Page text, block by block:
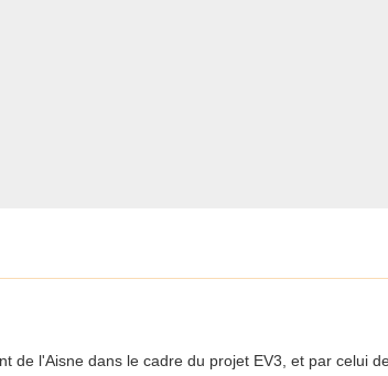
de l'Aisne dans le cadre du projet EV3, et par celui